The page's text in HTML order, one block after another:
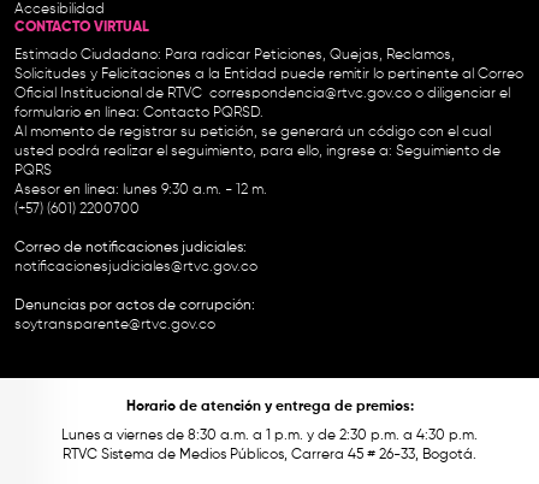
Accesibilidad
CONTACTO VIRTUAL
Estimado Ciudadano: Para radicar Peticiones, Quejas, Reclamos,
Solicitudes y Felicitaciones a la Entidad puede remitir lo pertinente al Correo
Oficial Institucional de RTVC correspondencia@rtvc.gov.co o diligenciar el
formulario en línea: Contacto PQRSD.
Al momento de registrar su petición, se generará un código con el cual
usted podrá realizar el seguimiento, para ello, ingrese a: Seguimiento de
PQRS
Asesor en línea: lunes 9:30 a.m. - 12 m.
(+57) (601) 2200700
Correo de notificaciones judiciales:
notificacionesjudiciales@rtvc.gov.co
Denuncias por actos de corrupción:
soytransparente@rtvc.gov.co
Horario de atención y entrega de premios:
Lunes a viernes de 8:30 a.m. a 1 p.m. y de 2:30 p.m. a 4:30 p.m.
RTVC Sistema de Medios Públicos, Carrera 45 # 26-33, Bogotá.